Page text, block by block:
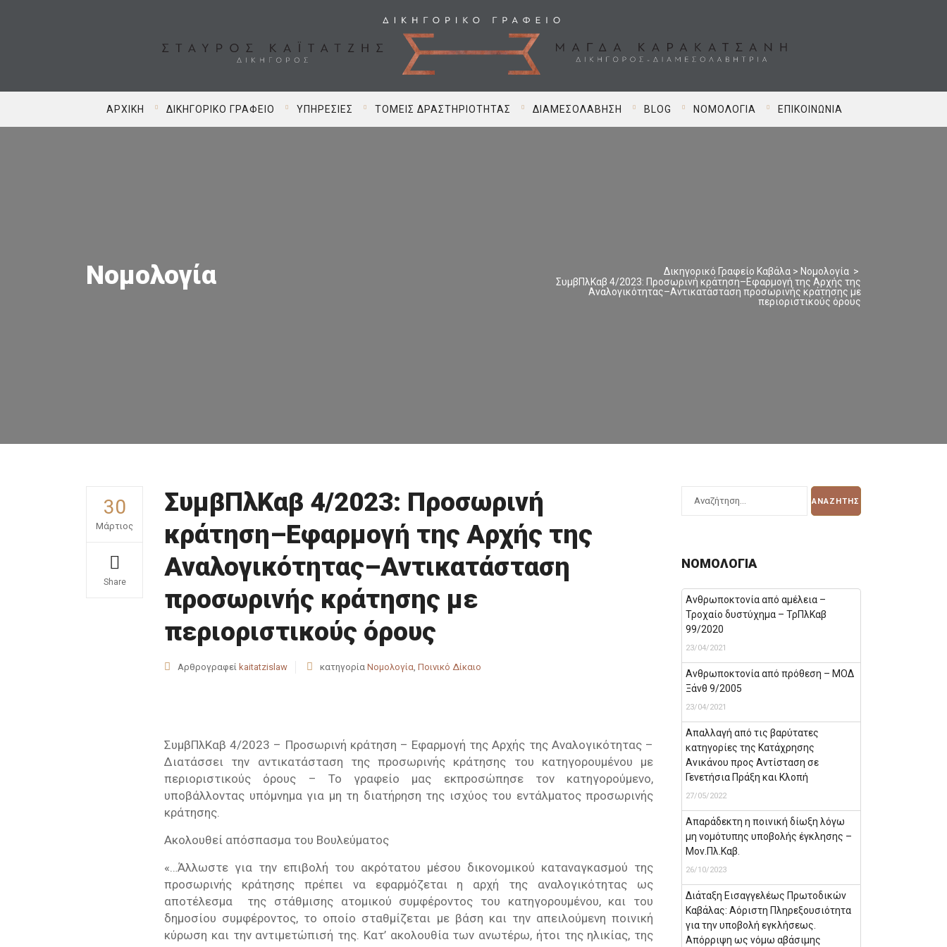
ΑΡΧΙΚΉ ΔΙΚΗΓΟΡΙΚΌ ΓΡΑΦΕΊΟ ΥΠΗΡΕΣΊΕΣ ΤΟΜΕΊΣ ΔΡΑΣΤΗΡΙΌΤΗΤΑΣ ΔΙΑΜΕΣΟΛΆΒΗΣΗ BLOG ΝΟΜΟΛΟΓΊΑ ΕΠΙΚΟΙΝΩΝΊΑ
Νομολογία Δικηγορικό Γραφείο Καβάλα > Νομολογία >
ΣυμβΠλΚαβ 4/2023: Προσωρινή κράτηση–Εφαρμογή της Αρχής της
Αναλογικότητας–Αντικατάσταση προσωρινής κράτησης με
περιοριστικούς όρους
30
Μάρτιος
Share
ΣυμβΠλΚαβ 4/2023: Προσωρινή
κράτηση–Εφαρμογή της Αρχής της
Αναλογικότητας–Αντικατάσταση
προσωρινής κράτησης με
περιοριστικούς όρους
Αρθρογραφεί kaitatzislaw κατηγορία Νομολογία, Ποινικό Δίκαιο
ΣυμβΠλΚαβ 4/2023 – Προσωρινή κράτηση – Εφαρμογή της Αρχής της Αναλογικότητας –
Διατάσσει την αντικατάσταση της προσωρινής κράτησης του κατηγορουμένου με
περιοριστικούς όρους – Το γραφείο μας εκπροσώπησε τον κατηγορούμενο,
υποβάλλοντας υπόμνημα για μη τη διατήρηση της ισχύος του εντάλματος προσωρινής
κράτησης.
Ακολουθεί απόσπασμα του Βουλεύματος
«…Άλλωστε για την επιβολή του ακρότατου μέσου δικονομικού καταναγκασμού της
προσωρινής κράτησης πρέπει να εφαρμόζεται η αρχή της αναλογικότητας ως
αποτέλεσμα της στάθμισης ατομικού συμφέροντος του κατηγορουμένου, και του
δημοσίου συμφέροντος, το οποίο σταθμίζεται με βάση και την απειλούμενη ποινική
κύρωση και την αντιμετώπισή της. Κατ’ ακολουθία των ανωτέρω, ήτοι της ηλικίας, της
ΝΟΜΟΛΟΓΊΑ
Ανθρωποκτονία από αμέλεια –
Τροχαίο δυστύχημα – ΤρΠλΚαβ
99/2020
23/04/2021
Ανθρωποκτονία από πρόθεση – ΜΟΔ
Ξάνθ 9/2005
23/04/2021
Απαλλαγή από τις βαρύτατες
κατηγορίες της Κατάχρησης
Ανικάνου προς Αντίσταση σε
Γενετήσια Πράξη και Κλοπή
27/05/2022
Απαράδεκτη η ποινική δίωξη λόγω
μη νομότυπης υποβολής έγκλησης –
Μον.Πλ.Καβ.
26/10/2023
Διάταξη Εισαγγελέως Πρωτοδικών
Καβάλας: Αόριστη Πληρεξουσιότητα
για την υποβολή εγκλήσεως.
Απόρριψη ως νόμω αβάσιμης